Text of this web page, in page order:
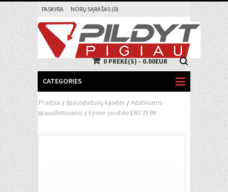
PASKYRA NORŲ SĄRAŠAS (0)
0 PREKĖ(S) - 0.00EUR
CATEGORIES
Pradžia / Spausdintuvų kasetės / Adatiniams
spausdintuvams / Epson juostelė ERC39 BK